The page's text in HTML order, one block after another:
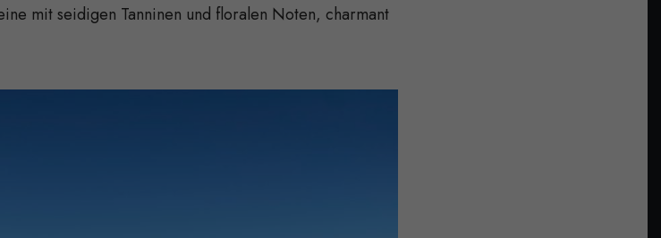
mit seidigen Tanninen und floralen Noten, charmant